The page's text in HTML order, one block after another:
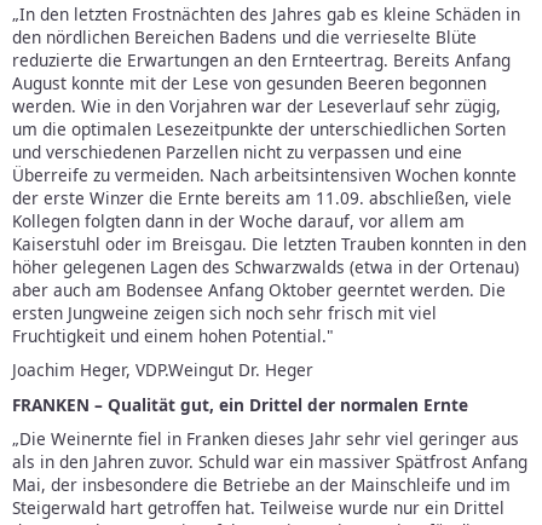
„In den letzten Frostnächten des Jahres gab es kleine Schäden in
den nördlichen Bereichen Badens und die verrieselte Blüte
reduzierte die Erwartungen an den Ernteertrag. Bereits Anfang
August konnte mit der Lese von gesunden Beeren begonnen
werden. Wie in den Vorjahren war der Leseverlauf sehr zügig,
um die optimalen Lesezeitpunkte der unterschiedlichen Sorten
und verschiedenen Parzellen nicht zu verpassen und eine
Überreife zu vermeiden. Nach arbeitsintensiven Wochen konnte
der erste Winzer die Ernte bereits am 11.09. abschließen, viele
Kollegen folgten dann in der Woche darauf, vor allem am
Kaiserstuhl oder im Breisgau. Die letzten Trauben konnten in den
höher gelegenen Lagen des Schwarzwalds (etwa in der Ortenau)
aber auch am Bodensee Anfang Oktober geerntet werden. Die
ersten Jungweine zeigen sich noch sehr frisch mit viel
Fruchtigkeit und einem hohen Potential."
Joachim Heger, VDP.Weingut Dr. Heger
FRANKEN – Qualität gut, ein Drittel der normalen Ernte
„Die Weinernte fiel in Franken dieses Jahr sehr viel geringer aus
als in den Jahren zuvor. Schuld war ein massiver Spätfrost Anfang
Mai, der insbesondere die Betriebe an der Mainschleife und im
Steigerwald hart getroffen hat. Teilweise wurde nur ein Drittel